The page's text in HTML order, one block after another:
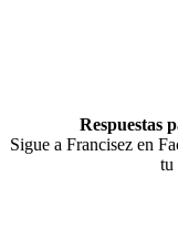
Respuestas
Sigue a Francisez en
tu